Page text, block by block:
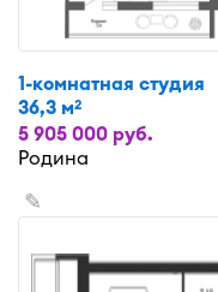
1-комнатная студия
36,3 м2
5 905 000 руб.
Родина
✎